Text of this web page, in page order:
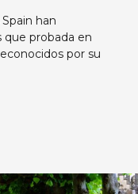
han
probada en
por su